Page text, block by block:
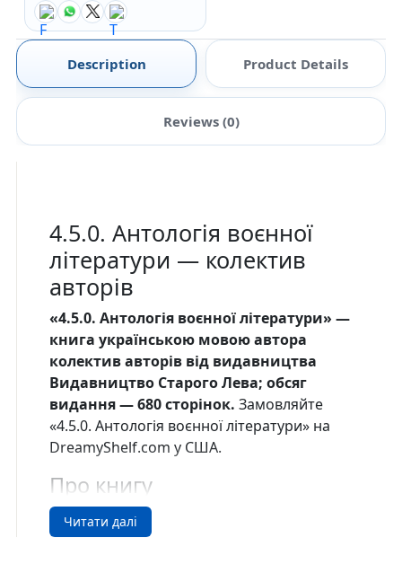
Description Product Details
Reviews (0)
4.5.0. Антологія воєнної
літератури — колектив
авторів
«4.5.0. Антологія воєнної літератури» —
книга українською мовою автора
колектив авторів від видавництва
Видавництво Старого Лева; обсяг
видання — 680 сторінок. Замовляйте
«4.5.0. Антологія воєнної літератури» на
DreamyShelf.com у США.
Про книгу
Ця антологія об’єднує поезію, оповідання,
есеї та щоденникові записи військових і
Читати далі